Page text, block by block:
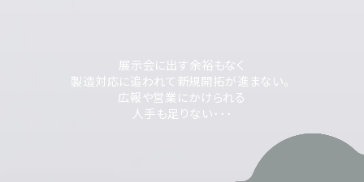
展示会に出す余裕もなく
製造対応に追われて新規開拓が進まない。
広報や営業にかけられる
人手も足りない･･･